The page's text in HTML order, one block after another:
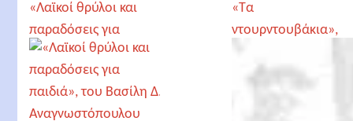
«Λαϊκοί θρύλοι και
παραδόσεις για
παιδιά», του Βασίλη
Δ. Αναγνωστόπουλου
«Τα
ντουρντουβάκια»,
Μπατσιούλα